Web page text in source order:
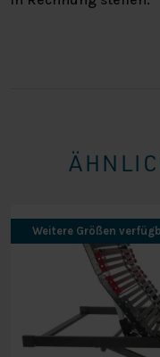
Weitere Größen